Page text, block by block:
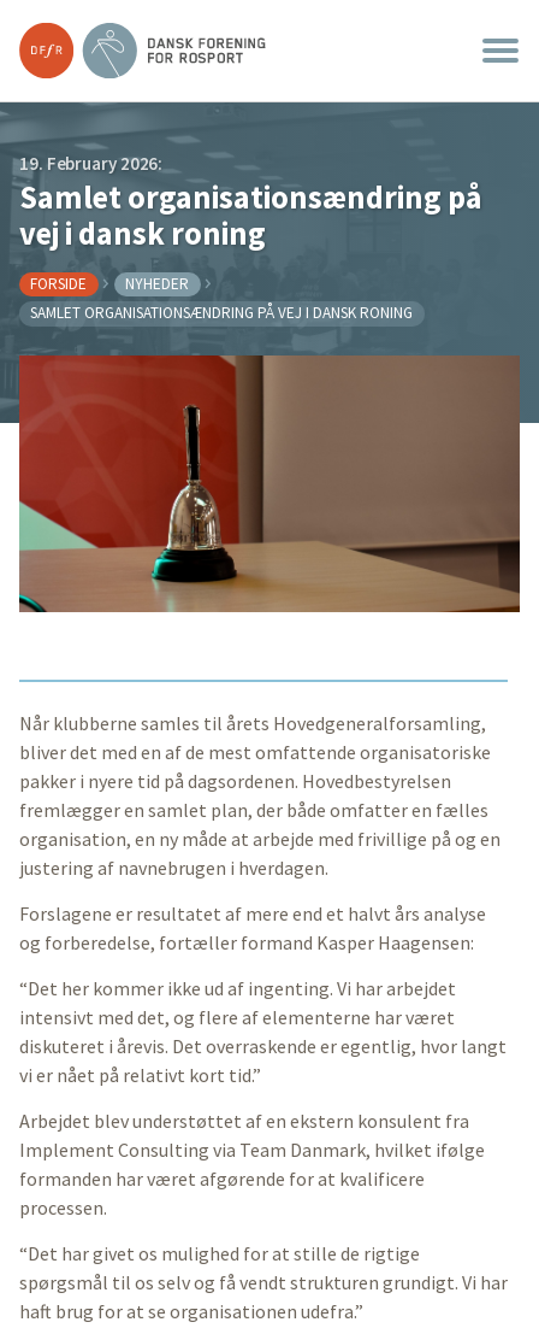
19. February 2026:
Samlet organisationsændring på
vej i dansk roning
FORSIDE
NYHEDER
SAMLET ORGANISATIONSÆNDRING PÅ VEJ I DANSK RONING
Når klubberne samles til årets Hovedgeneralforsamling,
bliver det med en af de mest omfattende organisatoriske
pakker i nyere tid på dagsordenen. Hovedbestyrelsen
fremlægger en samlet plan, der både omfatter en fælles
organisation, en ny måde at arbejde med frivillige på og en
justering af navnebrugen i hverdagen.
Forslagene er resultatet af mere end et halvt års analyse
og forberedelse, fortæller formand Kasper Haagensen:
“Det her kommer ikke ud af ingenting. Vi har arbejdet
intensivt med det, og flere af elementerne har været
diskuteret i årevis. Det overraskende er egentlig, hvor langt
vi er nået på relativt kort tid.”
Arbejdet blev understøttet af en ekstern konsulent fra
Implement Consulting via Team Danmark, hvilket ifølge
formanden har været afgørende for at kvalificere
processen.
“Det har givet os mulighed for at stille de rigtige
spørgsmål til os selv og få vendt strukturen grundigt. Vi har
haft brug for at se organisationen udefra.”